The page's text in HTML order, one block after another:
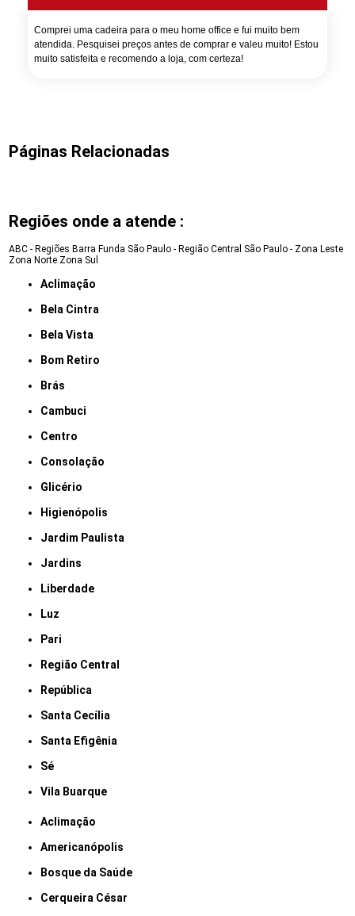
Comprei uma cadeira para o meu home office e fui muito bem
atendida. Pesquisei preços antes de comprar e valeu muito! Estou
muito satisfeita e recomendo a loja, com certeza!
Páginas Relacionadas
Regiões onde a atende :
ABC - Regiões Barra Funda São Paulo - Região Central São Paulo - Zona Leste
Zona Norte Zona Sul
Aclimação
Bela Cintra
Bela Vista
Bom Retiro
Brás
Cambuci
Centro
Consolação
Glicério
Higienópolis
Jardim Paulista
Jardins
Liberdade
Luz
Pari
Região Central
República
Santa Cecília
Santa Efigênia
Sé
Vila Buarque
Aclimação
Americanópolis
Bosque da Saúde
Cerqueira César